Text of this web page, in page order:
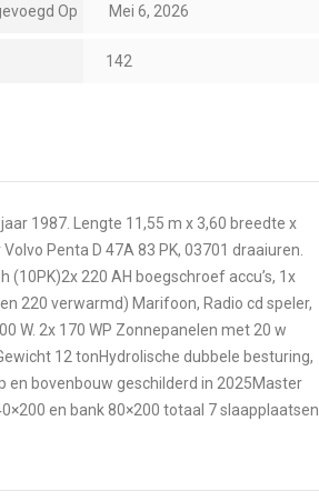
Op Mei 6, 2026
142
1987. Lengte 11,55 m x 3,60 breedte x
Penta D 47A 83 PK, 03701 draaiuren.
220 AH boegschroef accu’s, 1x
220 verwarmd) Marifoon, Radio cd speler,
W. 2x 170 WP Zonnepanelen met 20 w
12 tonHydrolische dubbele besturing,
en bovenbouw geschilderd in 2025Master
en bank 80×200 totaal 7 slaapplaatsen